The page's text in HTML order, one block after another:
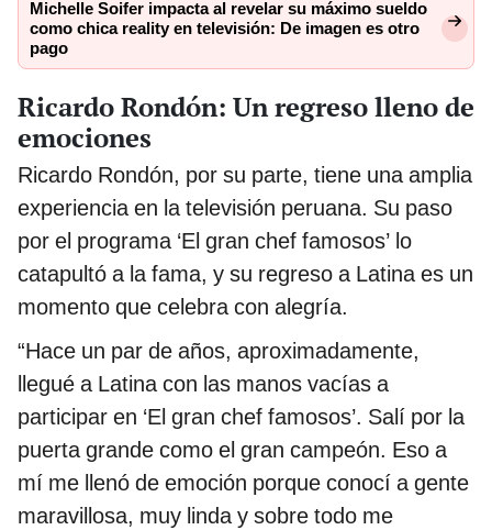
Michelle Soifer impacta al revelar su máximo sueldo
como chica reality en televisión: De imagen es otro
pago
Ricardo Rondón: Un regreso lleno de
emociones
Ricardo Rondón, por su parte, tiene una amplia
experiencia en la televisión peruana. Su paso
por el programa ‘El gran chef famosos’ lo
catapultó a la fama, y su regreso a Latina es un
momento que celebra con alegría.
“Hace un par de años, aproximadamente,
llegué a Latina con las manos vacías a
participar en ‘El gran chef famosos’. Salí por la
puerta grande como el gran campeón. Eso a
mí me llenó de emoción porque conocí a gente
maravillosa, muy linda y sobre todo me